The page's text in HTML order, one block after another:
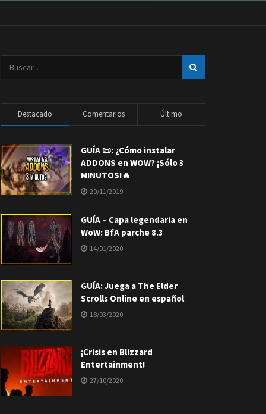
Destacado Comentarios Último
GUÍA 📜: ¿Cómo instalar
ADDONS en WOW? ¡Sólo 3
MINUTOS!🔥
20/11/2019
GUÍA – Capa legendaria en
WoW: BfA parche 8.3
14/01/2020
GUÍA: Juega a The Elder
Scrolls Online en español
18/03/2020
¡Crisis en Blizzard
Entertainment!
27/10/2020